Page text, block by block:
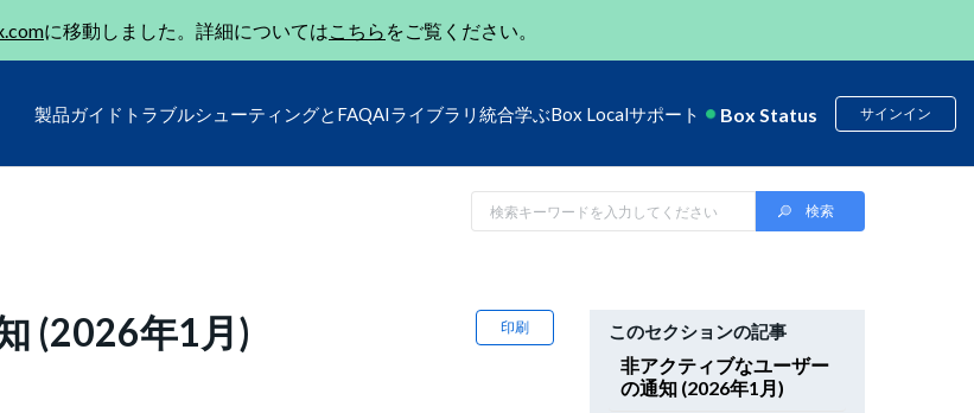
に移動しました。詳細についてはこちら をご覧ください。
製品ガイド トラブルシューティングとFAQAIライブラリ 統合学ぶBox Localサポート Box Status サインイン
印刷
(2026年1月) このセクションの記事
非アクティブなユーザー
の通知 (2026年1月)